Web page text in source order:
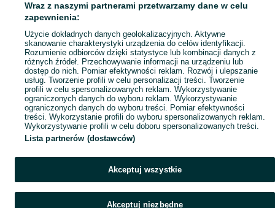
Popularne wyszukiwania
Wraz z naszymi partnerami przetwarzamy dane w celu
zapewnienia:
Użycie dokładnych danych geolokalizacyjnych. Aktywne
skanowanie charakterystyki urządzenia do celów identyfikacji.
Rozumienie odbiorców dzięki statystyce lub kombinacji danych z
różnych źródeł. Przechowywanie informacji na urządzeniu lub
dostęp do nich. Pomiar efektywności reklam. Rozwój i ulepszanie
usług. Tworzenie profili w celu personalizacji treści. Tworzenie
profili w celu spersonalizowanych reklam. Wykorzystywanie
ograniczonych danych do wyboru reklam. Wykorzystywanie
ograniczonych danych do wyboru treści. Pomiar efektywności
treści. Wykorzystanie profili do wyboru spersonalizowanych reklam.
Wykorzystywanie profili w celu doboru spersonalizowanych treści.
Lista partnerów (dostawców)
Akceptuj wszystkie
Akceptuj niezbędne